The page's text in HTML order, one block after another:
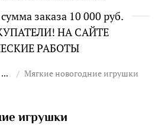
заказа 10 000 руб.
НА САЙТЕ
РАБОТЫ
... Мягкие новогодние игрушки
игрушки